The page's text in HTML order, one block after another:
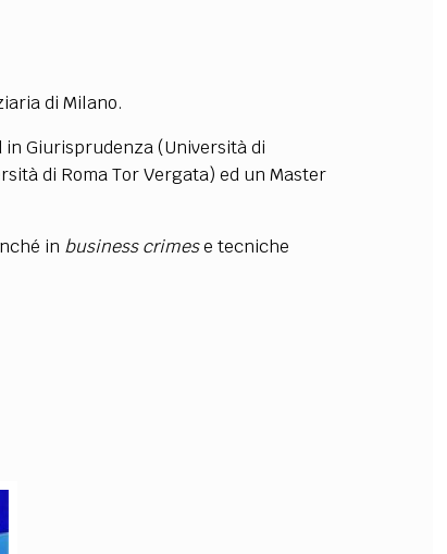
CON NOI
di Milano.
Giurisprudenza (Università di
di Roma Tor Vergata) ed un Master
in business crimese tecniche